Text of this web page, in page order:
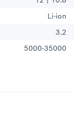
Li‑ion
3.2
5000-35000